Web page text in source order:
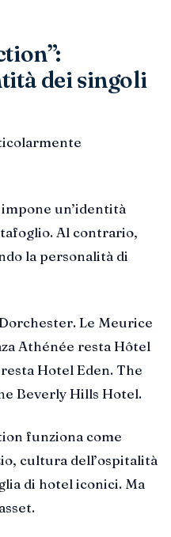
dei singoli
un’identità
Al contrario,
la personalità di
Le Meurice
Athénée resta Hôtel
Hotel Eden. The
Beverly Hills Hotel.
funziona come
cultura dell’ospitalità
di hotel iconici. Ma